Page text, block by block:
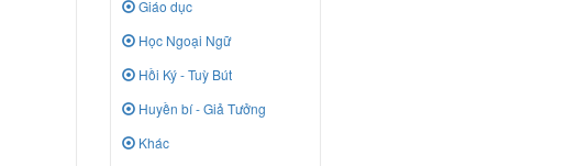
Giáo dục
Học Ngoại Ngữ
Hồi Ký - Tuỳ Bút
Huyền bí - Giả Tưởng
Khác